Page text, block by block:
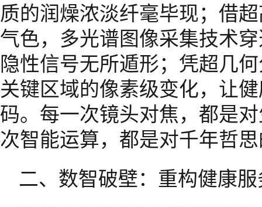
质的润燥浓淡纤毫毕现；借
气色，多光谱图像采集技术
隐性信号无所遁形；凭超几
关键区域的像素级变化，让
码。每一次镜头对焦，都是
次智能运算，都是对千年哲
二、数智破壁：重构健康